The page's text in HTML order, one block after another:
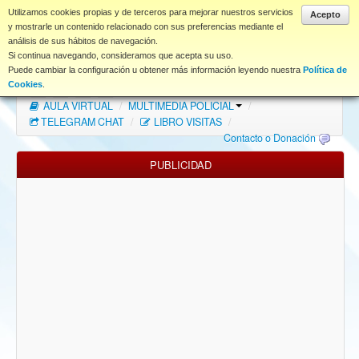
Acepto
Utilizamos cookies propias y de terceros para mejorar nuestros servicios
y mostrarle un contenido relacionado con sus preferencias mediante el
análisis de sus hábitos de navegación.
Si continua navegando, consideramos que acepta su uso.
Puede cambiar la configuración u obtener más información leyendo nuestra Política de
Cookies
www.coet.es
Portal
Índice Foros
FAQ
NORMAS FORO
Descargas
AULA VIRTUAL / MULTIMEDIA POLICIAL
/
TELEGRAM CHAT / LIBRO VISITAS /
Contacto o Donación
PUBLICIDAD